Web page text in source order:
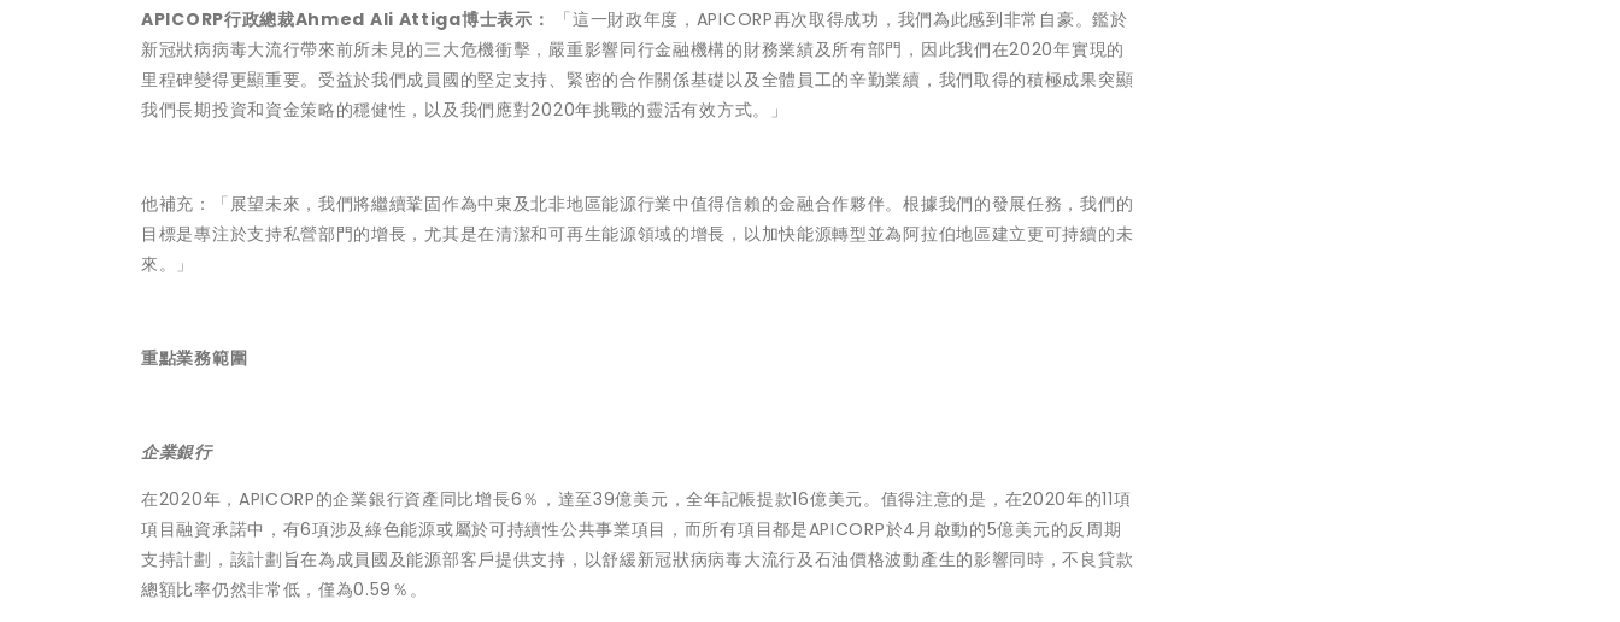
APICORP行政總裁Ahmed Ali Attiga博士表示：
「這一財政年度，APICORP再次取得成功，我們為此感到非常自豪。鑑於
新冠狀病病毒大流行帶來前所未見的三大危機衝擊，嚴重影響同行金融機構的財務業績及所有部門，因此我們在2020年實現的
里程碑變得更顯重要。受益於我們成員國的堅定支持、緊密的合作關係基礎以及全體員工的辛勤業續，我們取得的積極成果突顯
我們長期投資和資金策略的穩健性，以及我們應對2020年挑戰的靈活有效方式。」
他補充：「展望未來，我們將繼續鞏固作為中東及北非地區能源行業中值得信賴的金融合作夥伴。根據我們的發展任務，我們的
目標是專注於支持私營部門的增長，尤其是在清潔和可再生能源領域的增長，以加快能源轉型並為阿拉伯地區建立更可持續的未
來。」
重點業務範圍
企業銀行
在2020年，APICORP的企業銀行資產同比增長6％，達至39億美元，全年記帳提款16億美元。值得注意的是，在2020年的11項
項目融資承諾中，有6項涉及綠色能源或屬於可持續性公共事業項目，而所有項目都是APICORP於4月啟動的5億美元的反周期
支持計劃，該計劃旨在為成員國及能源部客戶提供支持，以舒緩新冠狀病病毒大流行及石油價格波動產生的影響同時，不良貸款
總額比率仍然非常低，僅為0.59％。